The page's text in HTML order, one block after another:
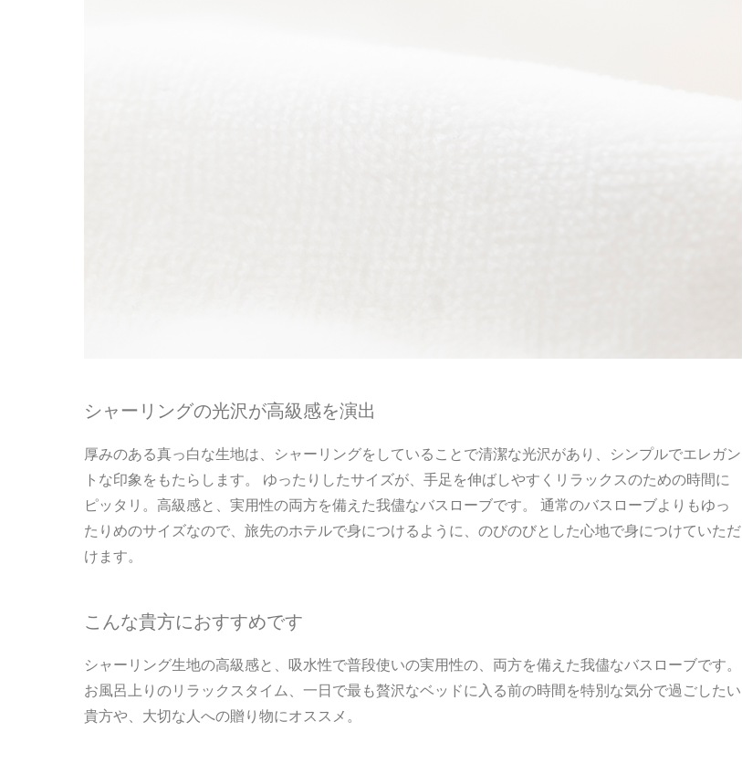
シャーリングの光沢が高級感を演出
厚みのある真っ白な生地は、シャーリングをしていることで清潔な光沢があり、シンプルでエレガン
トな印象をもたらします。 ゆったりしたサイズが、手足を伸ばしやすくリラックスのための時間に
ピッタリ。高級感と、実用性の両方を備えた我儘なバスローブです。 通常のバスローブよりもゆっ
たりめのサイズなので、旅先のホテルで身につけるように、のびのびとした心地で身につけていただ
けます。
こんな貴方におすすめです
シャーリング生地の高級感と、吸水性で普段使いの実用性の、両方を備えた我儘なバスローブです。
お風呂上りのリラックスタイム、一日で最も贅沢なベッドに入る前の時間を特別な気分で過ごしたい
貴方や、大切な人への贈り物にオススメ。